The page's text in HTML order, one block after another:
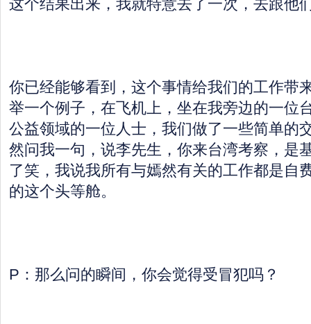
这个结果出来，我就特意去了一次，去跟他
你已经能够看到，这个事情给我们的工作带
举一个例子，在飞机上，坐在我旁边的一位
公益领域的一位人士，我们做了一些简单的
然问我一句，说李先生，你来台湾考察，是
了笑，我说我所有与嫣然有关的工作都是自
的这个头等舱。
P：那么问的瞬间，你会觉得受冒犯吗？